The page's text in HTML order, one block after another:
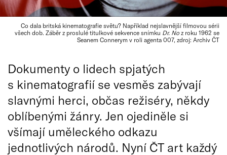
Co dala britská kinematografie světu? Například nejslavnější filmovou sérii
všech dob. Záběr z proslulé titulkové sekvence snímku Dr. No z roku 1962 se
Seanem Connerym v roli agenta 007, zdroj: Archiv ČT
Dokumenty o lidech spjatých
s kinematografií se vesměs zabývají
slavnými herci, občas režiséry, někdy
oblíbenými žánry. Jen ojediněle si
všímají uměleckého odkazu
jednotlivých národů. Nyní ČT art každý